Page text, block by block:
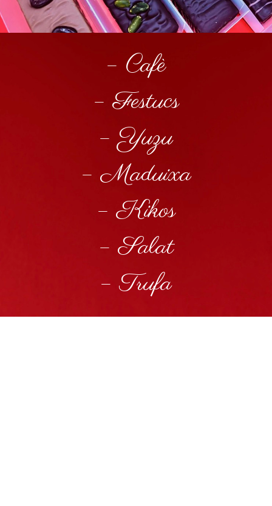
– Cafè
– Festucs
– Yuzu
– Maduixa
– Kikos
– Salat
– Trufa